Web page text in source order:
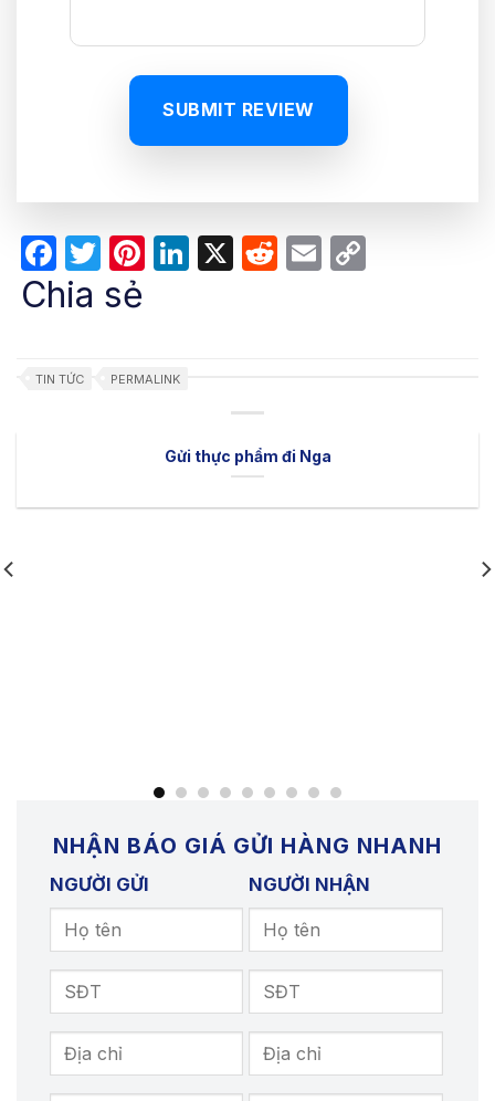
SUBMIT REVIEW
Facebook
Twitter
Pinterest
LinkedIn
X Reddit
Email
Chia sẻ
TIN TỨC PERMALINK
Gửi thực phẩm đi Nga
NHẬN BÁO GIÁ GỬI HÀNG NHANH
NGƯỜI GỬI NGƯỜI NHẬN